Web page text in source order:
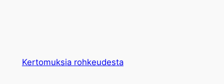
Kertomuksia rohkeudesta